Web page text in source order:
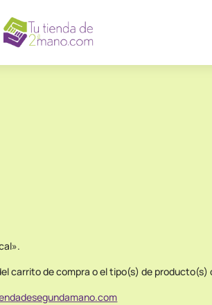
carrito de compra o el tipo(s) de producto(s)